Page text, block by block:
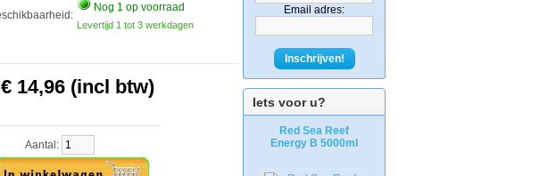
Email adres:
Inschrijven!
Iets voor u?
Red Sea Reef
Energy B 5000ml
Nog 1 op voorraad
Levertijd 1 tot 3 werkdagen
€ 14,96 (incl btw)